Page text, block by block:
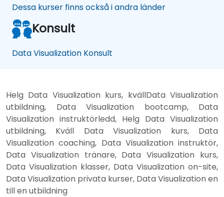
Dessa kurser finns också i andra länder
Konsult
Data Visualization Konsult
Helg Data Visualization kurs, kvällData Visualization
utbildning, Data Visualization bootcamp, Data
Visualization instruktörledd, Helg Data Visualization
utbildning, Kväll Data Visualization kurs, Data
Visualization coaching, Data Visualization instruktör,
Data Visualization tränare, Data Visualization kurs,
Data Visualization klasser, Data Visualization on-site,
Data Visualization privata kurser, Data Visualization en
till en utbildning